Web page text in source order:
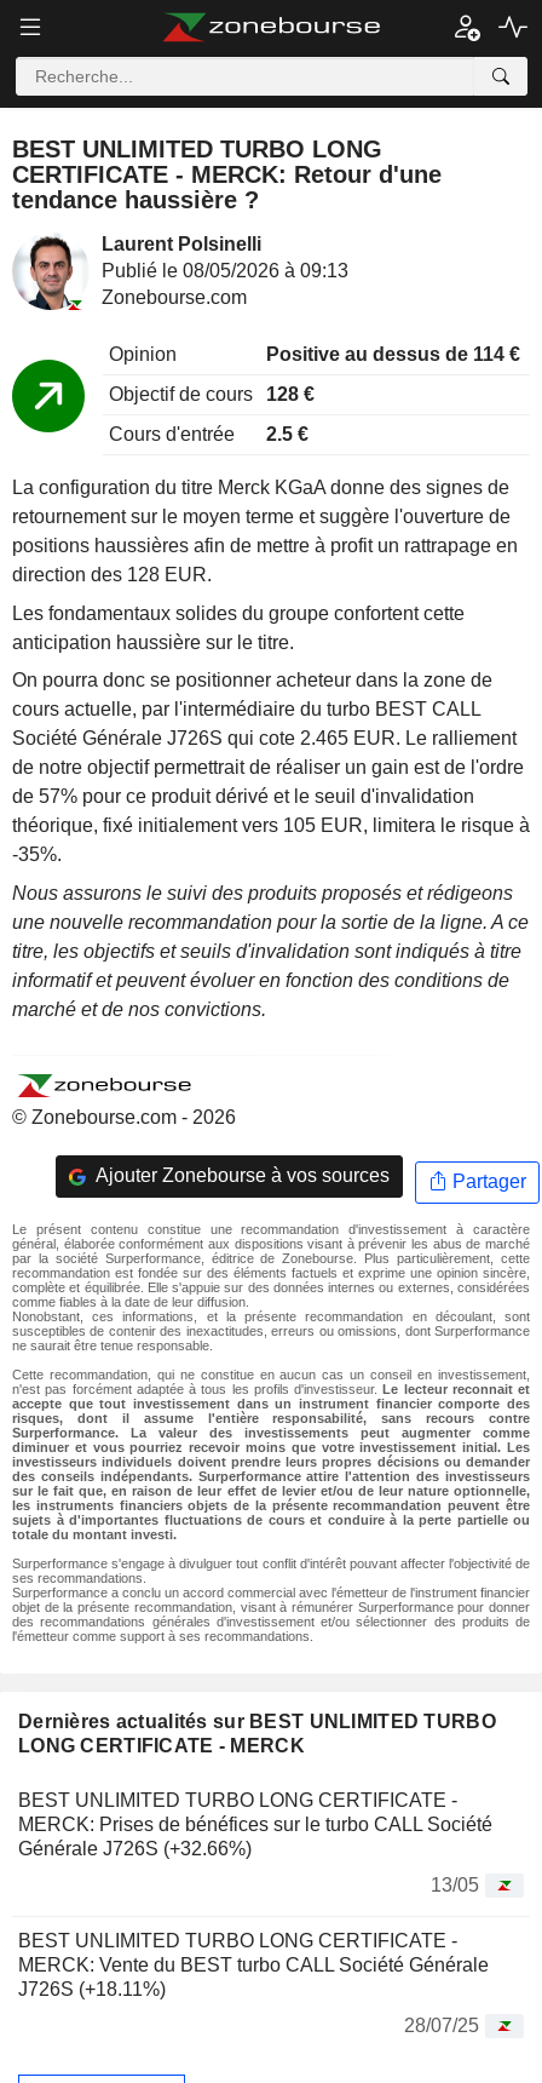
BEST UNLIMITED TURBO LONG
CERTIFICATE - MERCK: Retour d'une
tendance haussière ?
Laurent Polsinelli
Publié le 08/05/2026 à 09:13
Zonebourse.com
Opinion
Positive au dessus de 114 €
Objectif de cours
128 €
Cours d'entrée
2.5 €
La configuration du titre Merck KGaA donne des signes de
retournement sur le moyen terme et suggère l'ouverture de
positions haussières afin de mettre à profit un rattrapage en
direction des 128 EUR.
Les fondamentaux solides du groupe confortent cette
anticipation haussière sur le titre.
On pourra donc se positionner acheteur dans la zone de
cours actuelle, par l'intermédiaire du turbo BEST CALL
Société Générale J726S qui cote 2.465 EUR. Le ralliement
de notre objectif permettrait de réaliser un gain est de l'ordre
de 57% pour ce produit dérivé et le seuil d'invalidation
théorique, fixé initialement vers 105 EUR, limitera le risque à
-35%.
Nous assurons le suivi des produits proposés et rédigeons
une nouvelle recommandation pour la sortie de la ligne. A ce
titre, les objectifs et seuils d'invalidation sont indiqués à titre
informatif et peuvent évoluer en fonction des conditions de
marché et de nos convictions.
© Zonebourse.com - 2026
Ajouter Zonebourse à vos sources Partager
Le présent contenu constitue une recommandation d'investissement à caractère
général, élaborée conformément aux dispositions visant à prévenir les abus de marché
par la société Surperformance, éditrice de Zonebourse. Plus particulièrement, cette
recommandation est fondée sur des éléments factuels et exprime une opinion sincère,
complète et équilibrée. Elle s'appuie sur des données internes ou externes, considérées
comme fiables à la date de leur diffusion.
Nonobstant, ces informations, et la présente recommandation en découlant, sont
susceptibles de contenir des inexactitudes, erreurs ou omissions, dont Surperformance
ne saurait être tenue responsable.
Cette recommandation, qui ne constitue en aucun cas un conseil en investissement,
n'est pas forcément adaptée à tous les profils d'investisseur.Le lecteur reconnait et
accepte que tout investissement dans un instrument financier comporte des
risques, dont il assume l'entière responsabilité, sans recours contre
Surperformance. La valeur des investissements peut augmenter comme
diminuer et vous pourriez recevoir moins que votre investissement initial. Les
investisseurs individuels doivent prendre leurs propres décisions ou demander
des conseils indépendants. Surperformance attire l'attention des investisseurs
sur le fait que, en raison de leur effet de levier et/ou de leur nature optionnelle,
les instruments financiers objets de la présente recommandation peuvent être
sujets à d'importantes fluctuations de cours et conduire à la perte partielle ou
totale du montant investi.
Surperformance s'engage à divulguer tout conflit d'intérêt pouvant affecter l'objectivité de
ses recommandations.
Surperformance a conclu un accord commercial avec l'émetteur de l'instrument financier
objet de la présente recommandation, visant à rémunérer Surperformance pour donner
des recommandations générales d'investissement et/ou sélectionner des produits de
l'émetteur comme support à ses recommandations.
Dernières actualités sur BEST UNLIMITED TURBO
LONG CERTIFICATE - MERCK
BEST UNLIMITED TURBO LONG CERTIFICATE -
MERCK: Prises de bénéfices sur le turbo CALL Société
Générale J726S (+32.66%)
13/05
BEST UNLIMITED TURBO LONG CERTIFICATE -
MERCK: Vente du BEST turbo CALL Société Générale
J726S (+18.11%)
28/07/25